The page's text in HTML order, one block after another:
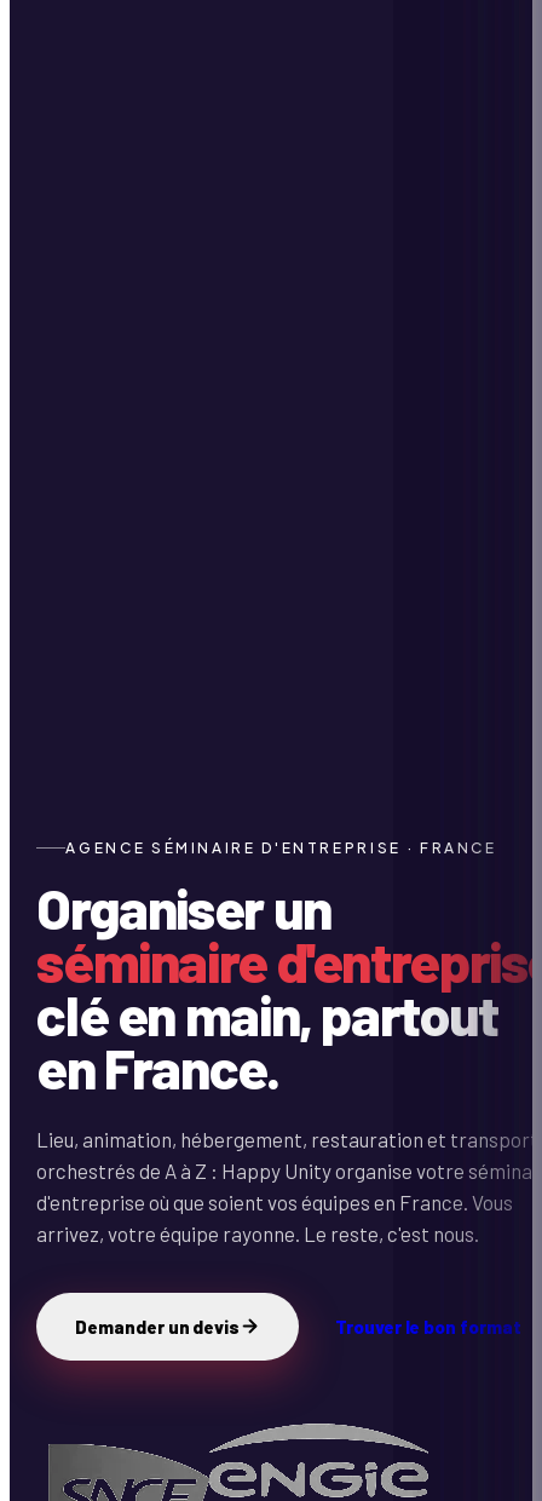
AGENCE SÉMINAIRE D'ENTREPRISE · FRANCE
Organiser un
séminaire
clé en main, partout
en France.
Lieu, animation, hébergement, restauration et transport
orchestrés de A à Z : Happy Unity organise votre
d'entreprise où que soient vos équipes en France. Vous
arrivez, votre équipe rayonne. Le reste, c'est nous.
Demander un devis Trouver le bon format